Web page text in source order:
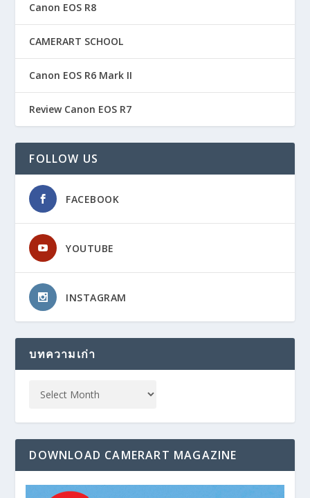
Canon EOS R8
CAMERART SCHOOL
Canon EOS R6 Mark II
Review Canon EOS R7
FOLLOW US
FACEBOOK
YOUTUBE
INSTAGRAM
บทความเก่า
DOWNLOAD CAMERART MAGAZINE